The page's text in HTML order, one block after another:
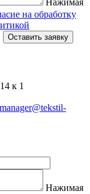
Нажимая
на обработку
к 1
manager@tekstil-
Нажимая